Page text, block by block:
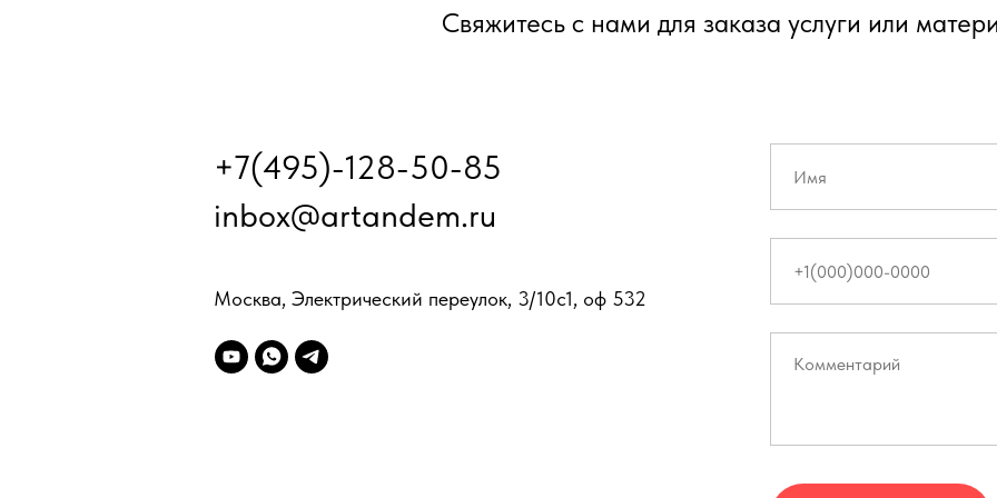
Свяжитесь с нами для заказа услуги или
+7(495)-128-50-85
inbox@artandem.ru
Москва, Электрический переулок, 3/10с1, оф 532